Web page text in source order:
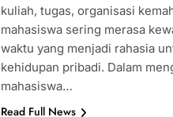
kuliah, tugas, organisasi
mahasiswa sering merasa
waktu yang menjadi rahasia
kehidupan pribadi. Dalam
mahasiswa…
Read Full News